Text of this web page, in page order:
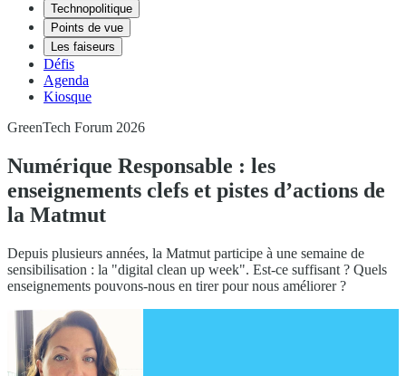
Technopolitique
Points de vue
Les faiseurs
Défis
Agenda
Kiosque
GreenTech Forum 2026
Numérique Responsable : les
enseignements clefs et pistes d’actions de
la Matmut
Depuis plusieurs années, la Matmut participe à une semaine de
sensibilisation : la "digital clean up week". Est-ce suffisant ? Quels
enseignements pouvons-nous en tirer pour nous améliorer ?